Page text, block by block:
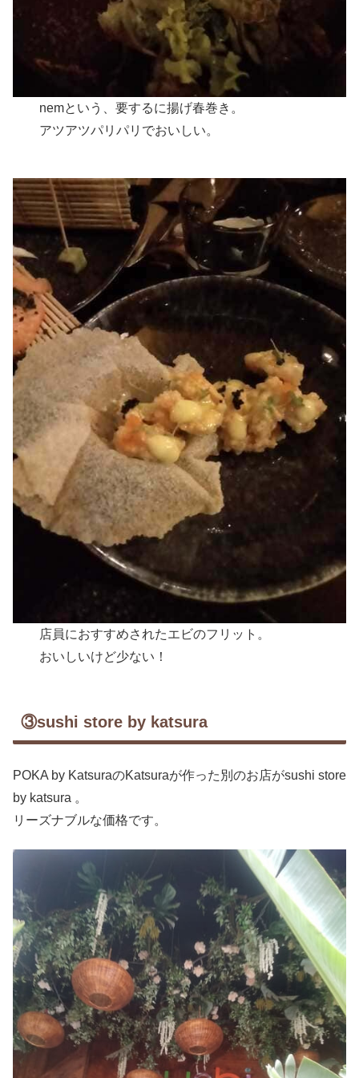
nemという、要するに揚げ春巻き。
アツアツパリパリでおいしい。
店員におすすめされたエビのフリット。
おいしいけど少ない！
③sushi store by katsura
POKA by KatsuraのKatsuraが作った別のお店がsushi store
by katsura 。
リーズナブルな価格です。